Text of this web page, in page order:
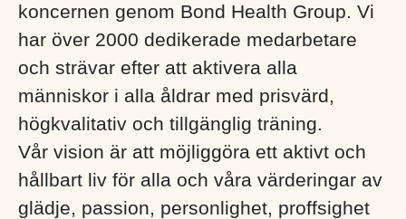
koncernen genom Bond Health Group. Vi
har över 2000 dedikerade medarbetare
och strävar efter att aktivera alla
människor i alla åldrar med prisvärd,
högkvalitativ och tillgänglig träning.
Vår vision är att möjliggöra ett aktivt och
hållbart liv för alla och våra värderingar av
glädje, passion, personlighet, proffsighet